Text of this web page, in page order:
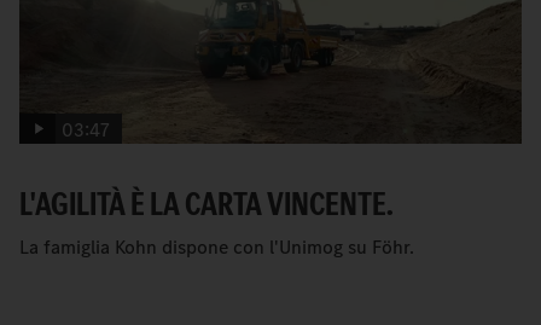
03:47
L'AGILITÀ È LA CARTA VINCENTE.
La famiglia Kohn dispone con l'Unimog su Föhr.